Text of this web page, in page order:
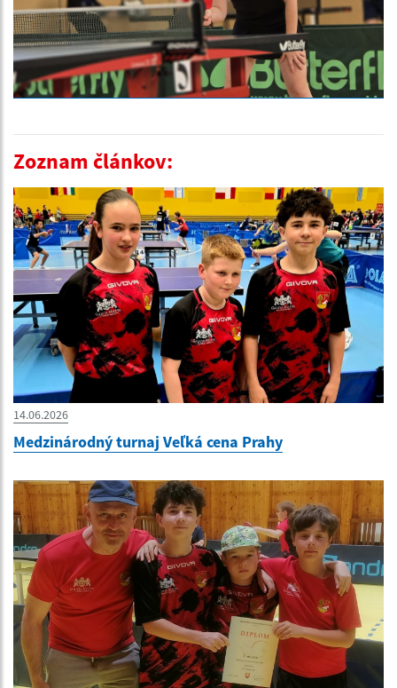
Zoznam článkov:
14.06.2026
Medzinárodný turnaj Veľká cena Prahy